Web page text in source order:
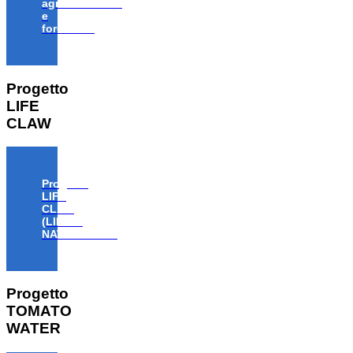
agroalimentare
e
forestale”
Progetto
LIFE
CLAW
Progetto
LIFE
CLAW
(LIFE18
NAT/IT/000806)
Progetto
TOMATO
WATER